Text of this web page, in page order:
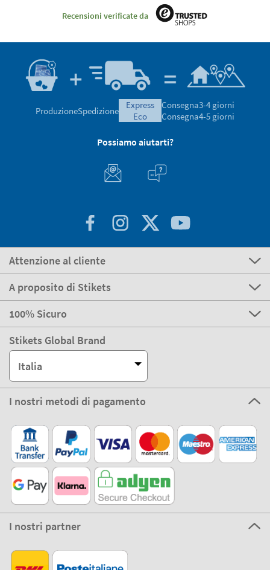
Recensioni verificate da
ProduzioneSpedizione
express
eco
Consegna3-4 giorni
Consegna4-5 giorni
Possiamo aiutarti?
Attenzione al cliente
A proposito di Stikets
100% Sicuro
Stikets Global Brand
Italia
I nostri metodi di pagamento
I nostri partner